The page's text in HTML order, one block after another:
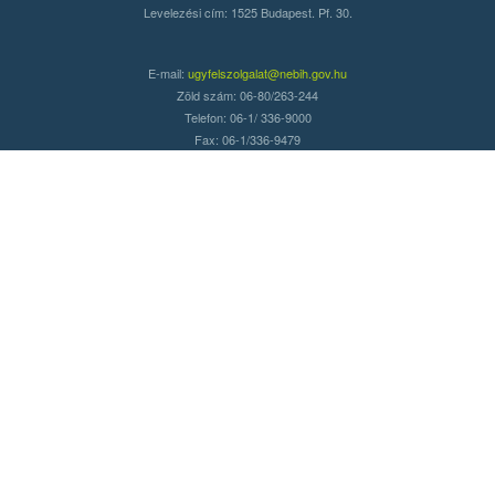
Levelezési cím: 1525 Budapest. Pf. 30.
E-mail: ugyfelszolgalat@nebih.gov.hu
Zöld szám: 06-80/263-244
Telefon: 06-1/ 336-9000
Fax: 06-1/336-9479